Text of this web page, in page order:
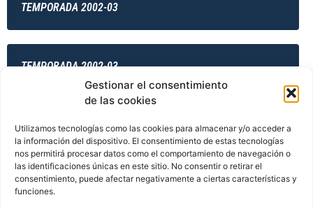
Gestionar el consentimiento
de las cookies
Utilizamos tecnologías como las cookies para almacenar y/o acceder a
la información del dispositivo. El consentimiento de estas tecnologías
nos permitirá procesar datos como el comportamiento de navegación o
las identificaciones únicas en este sitio. No consentir o retirar el
consentimiento, puede afectar negativamente a ciertas características y
funciones.
TEMPORADA 2002-03
TEMPORADA 2002-03
TEMPORADA 2003-04
TEMPORADA 2003-04